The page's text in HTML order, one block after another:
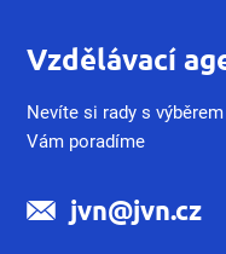
Vzdělávací
Nevíte si rady s
Vám poradíme
jvn@jvn.cz